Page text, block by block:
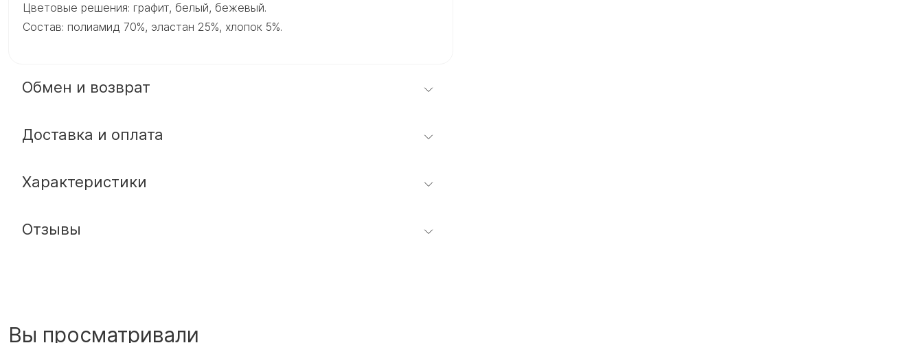
Цветовые решения: графит, белый, бежевый.
Состав: полиамид 70%, эластан 25%, хлопок 5%.
Обмен и возврат
Доставка и оплата
Характеристики
Отзывы
Вы просматривали